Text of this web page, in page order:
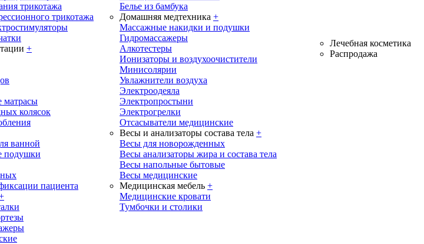
трикотажа
трикотажа
+
матрасы
колясок
ванной
подушки
пациента
Белье из бамбука
Домашняя медтехника +
Массажные накидки и подушки
Гидромассажеры
Алкотестеры
Ионизаторы и воздухоочистители
Минисолярии
Увлажнители воздуха
Электроодеяла
Электропростыни
Электрогрелки
Отсасыватели медицинские
Весы и анализаторы состава тела +
Весы для новорожденных
Весы анализаторы жира и состава тела
Весы напольные бытовые
Весы медицинские
Медицинская мебель +
Медицинские кровати
Тумбочки и столики
Лечебная косметика
Распродажа